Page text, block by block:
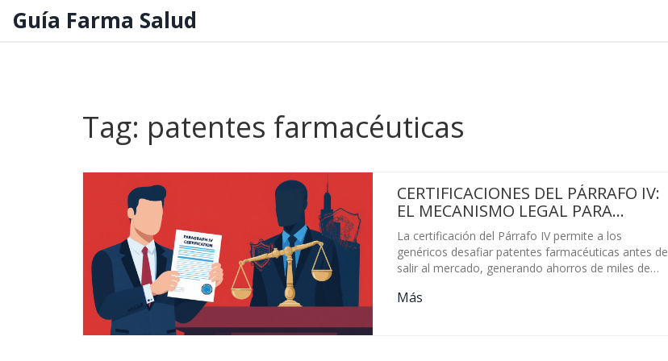
Guía Farma Salud
Tag: patentes farmacéuticas
CERTIFICACIONES DEL PÁRRAFO IV:
EL MECANISMO LEGAL PARA
DESAFIAR PATENTES
FARMACÉUTICAS
La certificación del Párrafo IV permite a los
genéricos desafiar patentes farmacéuticas antes de
salir al mercado, generando ahorros de miles de
primer desafiante. Es una herramienta legal clave
Más